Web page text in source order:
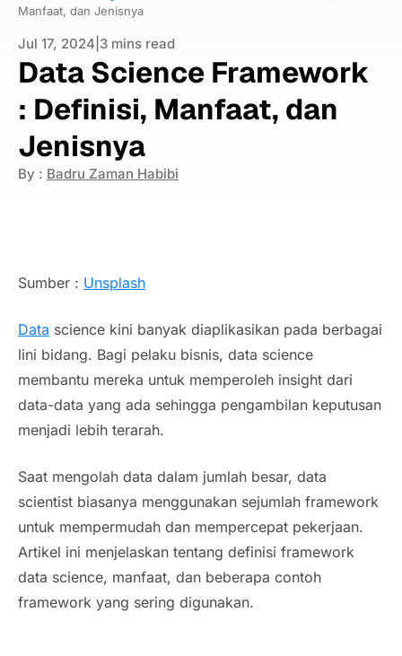
Manfaat, dan Jenisnya
Jul 17, 2024 3 mins read
Data Science Framework
: Definisi, Manfaat, dan
Jenisnya
By : Badru Zaman Habibi
Sumber : Unsplash
Data science kini banyak diaplikasikan pada berbagai
lini bidang. Bagi pelaku bisnis, data science
membantu mereka untuk memperoleh insight dari
data-data yang ada sehingga pengambilan keputusan
menjadi lebih terarah.
Saat mengolah data dalam jumlah besar, data
scientist biasanya menggunakan sejumlah framework
untuk mempermudah dan mempercepat pekerjaan.
Artikel ini menjelaskan tentang definisi framework
data science, manfaat, dan beberapa contoh
framework yang sering digunakan.